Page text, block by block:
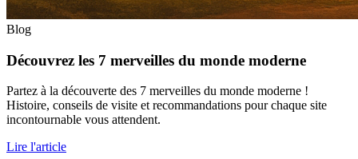
Blog
Découvrez les 7 merveilles du monde moderne
Partez à la découverte des 7 merveilles du monde moderne !
Histoire, conseils de visite et recommandations pour chaque site
incontournable vous attendent.
Lire l'article